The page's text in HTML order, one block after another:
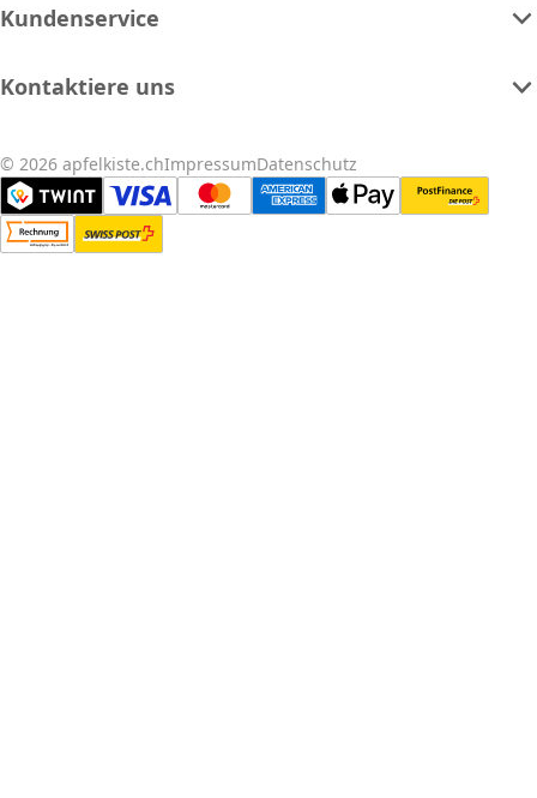
Kundenservice
Kontaktiere uns
© 2026 apfelkiste.chImpressumDatenschutz